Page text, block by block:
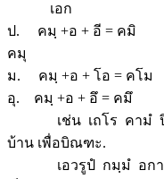
เอ
ป. คมฺ +อ + อี =
คมุ
ม. คมฺ +อ + โอ = ค
อุ. คมฺ +อ + อึ = ค
เช่น เถโร คามํ
บ้าน เพื่อบิณฑะ.
เอวรูปํ กมฺมํ อก